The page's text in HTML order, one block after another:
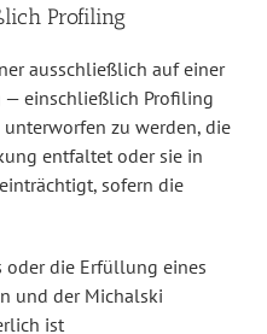
Profiling
ausschließlich auf einer
— einschließlich Profiling
zu werden, die
entfaltet oder sie in
sofern die
oder die Erfüllung eines
und der Michalski
ist